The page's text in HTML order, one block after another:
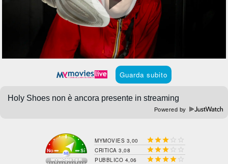
Guarda subito
Powered by
MYMOVIES 3,00   
CRITICA 3,08   
PUBBLICO 4,06  